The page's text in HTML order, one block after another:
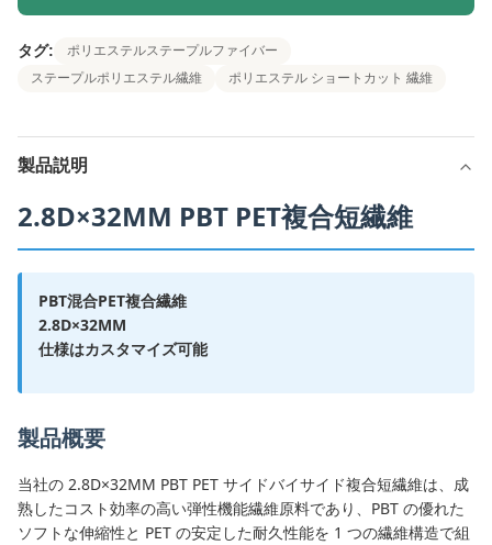
タグ:
ポリエステルステープルファイバー
ステープルポリエステル繊維
ポリエステル ショートカット 繊維
製品説明
2.8D×32MM PBT PET複合短繊維
PBT混合PET複合繊維
2.8D×32MM
仕様はカスタマイズ可能
製品概要
当社の 2.8D×32MM PBT PET サイドバイサイド複合短繊維は、成
熟したコスト効率の高い弾性機能繊維原料であり、PBT の優れた
ソフトな伸縮性と PET の安定した耐久性能を 1 つの繊維構造で組